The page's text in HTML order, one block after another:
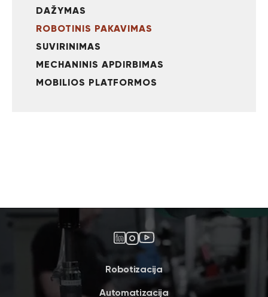
DAŽYMAS
ROBOTINIS PAKAVIMAS
SUVIRINIMAS
MECHANINIS APDIRBIMAS
MOBILIOS PLATFORMOS
Robotizacija
Automatizacija